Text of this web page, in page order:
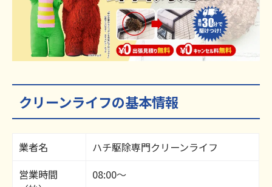
クリーンライフの基本情報
業者名
ハチ駆除専門クリーンライフ
営業時間
08:00～